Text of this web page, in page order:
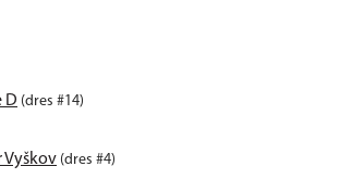
D (dres #14)
Vyškov (dres #4)